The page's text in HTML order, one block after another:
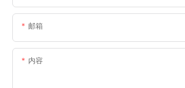
邮箱
内容